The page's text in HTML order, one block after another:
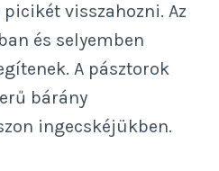
visszahozni. Az
és selyemben
A pásztorok
bárány
ingecskéjükben.